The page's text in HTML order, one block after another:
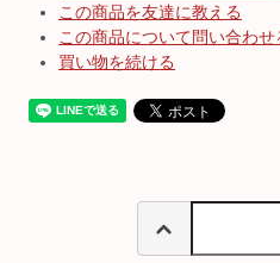
この商品を友達に教える
この商品について問い合わせ
買い物を続ける